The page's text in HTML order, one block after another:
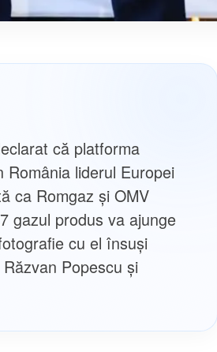
că platforma
liderul Europei
ca Romgaz și OMV
gazul produs va ajunge
cu el însuși
Popescu și